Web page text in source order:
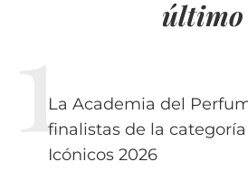
último
La Academia del
finalistas de la
Icónicos 2026